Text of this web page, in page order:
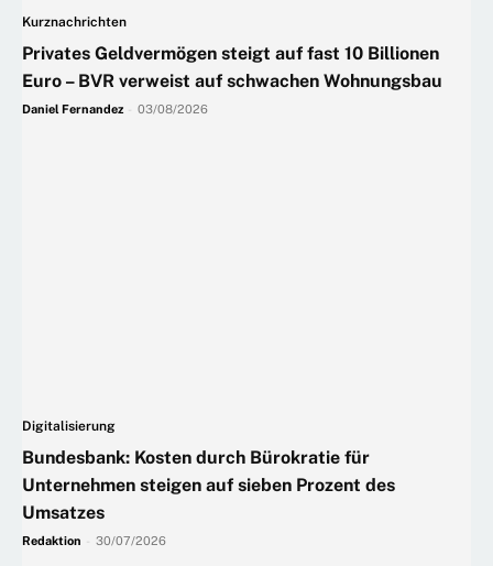
Kurznachrichten
Privates Geldvermögen steigt auf fast 10 Billionen
Euro – BVR verweist auf schwachen Wohnungsbau
Daniel Fernandez 03/08/2026
Digitalisierung
Bundesbank: Kosten durch Bürokratie für
Unternehmen steigen auf sieben Prozent des
Umsatzes
Redaktion 30/07/2026